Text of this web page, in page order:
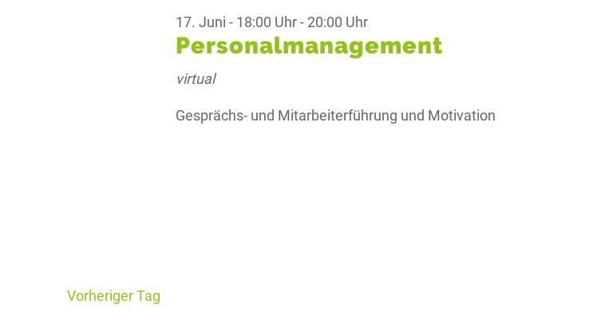
Personalmanagement
17. Juni - 18:00 Uhr- 20:00 Uhr
virtual
Gesprächs- und Mitarbeiterführung und Motivation
Vorheriger Tag